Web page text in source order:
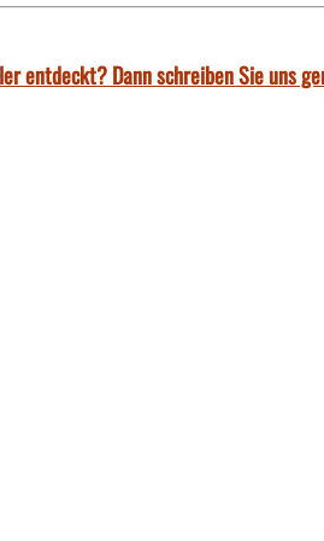
entdeckt? Dann schreiben Sie uns